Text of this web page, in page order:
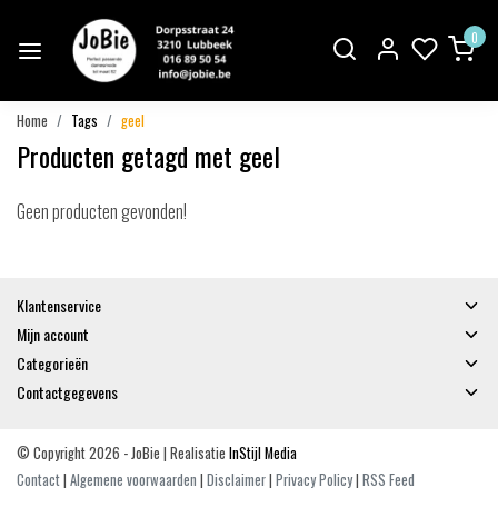
0
Home Tags geel
Producten getagd met geel
Geen producten gevonden!
Klantenservice
Mijn account
Categorieën
Contactgegevens
© Copyright 2026 - JoBie | Realisatie InStijl Media
Contact| Algemene voorwaarden | Disclaimer| Privacy Policy| RSS Feed